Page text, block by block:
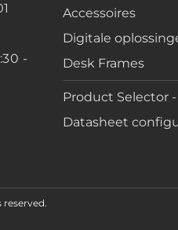
-
Accessoires
Digitale
Desk Frames
Product Selector
Datasheet